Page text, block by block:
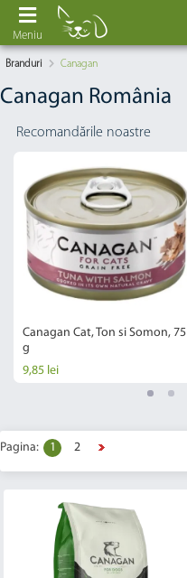
Meniu
Branduri Canagan
Canagan România
Recomandările noastre
Canagan Cat, Ton si Somon, 75
g
9,85 lei
Pagina: 1 2